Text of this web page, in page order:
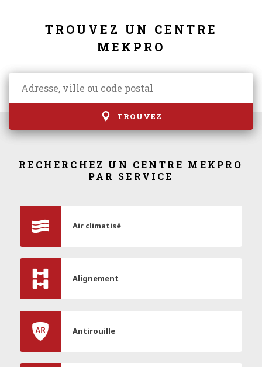
TROUVEZ UN CENTRE
MEKPRO
TROUVEZ
RECHERCHEZ UN CENTRE MEKPRO
PAR SERVICE
Air climatisé
Alignement
Antirouille